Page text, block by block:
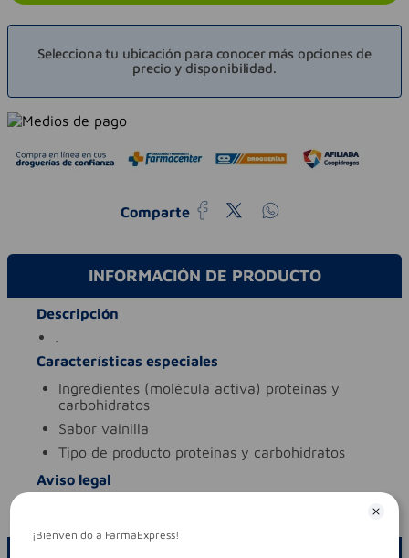
Selecciona tu ubicación para conocer más opciones de
precio y disponibilidad.
Comparte
INFORMACIÓN DE PRODUCTO
Descripción
.
Características especiales
ingredientes (molécula activa) proteinas y
carbohidratos
sabor vainilla
tipo de producto proteinas y carbohidratos
Aviso legal
¡Bienvenido a FarmaExpress!